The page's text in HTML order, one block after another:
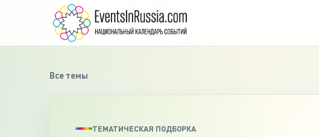
Все темы
ТЕМАТИЧЕСКАЯ ПОДБОРКА